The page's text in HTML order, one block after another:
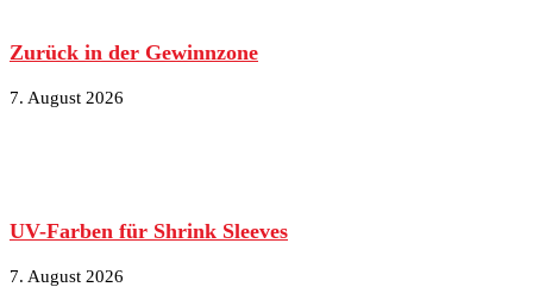
Zurück in der Gewinnzone
7. August 2026
UV-Farben für Shrink Sleeves
7. August 2026